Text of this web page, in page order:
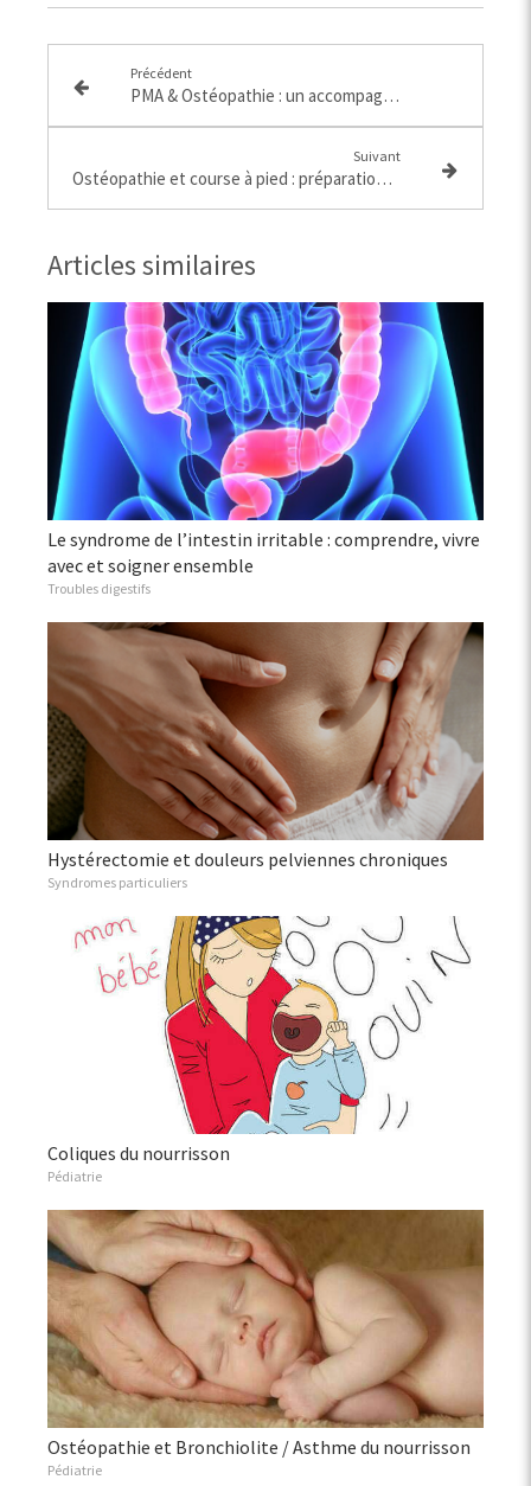
Précédent
PMA & Ostéopathie : un accompagnement précieux pour optimiser vos chances de grossesse
Suivant
Ostéopathie et course à pied : préparation, performance et récupération du coureur
Articles similaires
Le syndrome de l’intestin irritable : comprendre, vivre
avec et soigner ensemble
Troubles digestifs
Hystérectomie et douleurs pelviennes chroniques
Syndromes particuliers
Coliques du nourrisson
Pédiatrie
Ostéopathie et Bronchiolite / Asthme du nourrisson
Pédiatrie